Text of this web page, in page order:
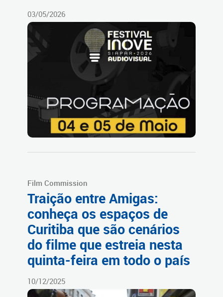
03/05/2026
Film Commission
Traição entre Amigas:
conheça os espaços de
Curitiba que são cenários
do filme que estreia nesta
quinta-feira em todo o país
10/12/2025